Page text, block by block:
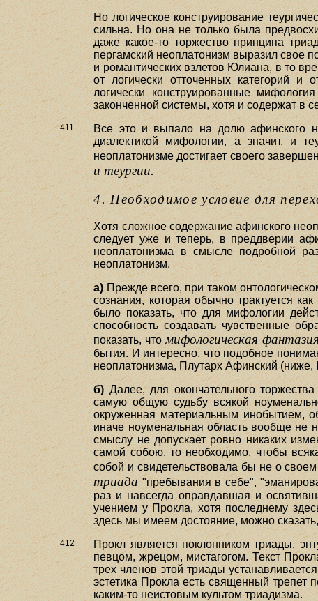
Но логическое конструирование
сильна. Но она не только была
даже какое-то торжество принципа
пергамский неоплатонизм выразил свое
и романтических взлетов Юлиана, в то
от логически отточенных категорий и
логически конструированные
законченной системы, хотя и содержат в
Все это и выпало на долю афинского
411
диалектикой мифологии, а значит, и
неоплатонизме достигает своего
и теургии.
4. Необходимое условие для
Хотя сложное содержание афинского
следует уже и теперь, в преддверии
неоплатонизма в смысле подробной
неоплатонизм.
а) Прежде всего, при таком
сознания, которая обычно трактуется
было показать, что для мифологии
способность создавать чувственные
показать, чтомифологическая фантазия
бытия. И интересно, что подобное
неоплатонизма, Плутарх Афинский
б) Далее, для окончательного
самую общую судьбу всякой
окруженная материальным инобытием,
иначе ноуменальная область вообще не
смыслу не допускает ровно никаких
самой собою, то необходимо, чтобы
собой и свидетельствовала бы не о
триада "пребывания в себе",
раз и навсегда оправдавшая и
учением у Прокла, хотя последнему
здесь мы имеем достояние, можно
Прокл является поклонником триады,
412
певцом, жрецом, мистагогом. Текст
трех членов этой триады
эстетика Прокла есть священный трепет
каким-то неистовым культом триадизма.